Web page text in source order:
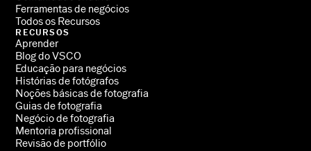
Ferramentas de negócios
Todos os Recursos
RECURSOS
Aprender
Blog do VSCO
Educação para negócios
Histórias de fotógrafos
Noções básicas de fotografia
Guias de fotografia
Negócio de fotografia
Mentoria profissional
Revisão de portfólio